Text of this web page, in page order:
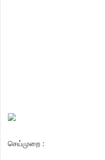
செய்முறை :